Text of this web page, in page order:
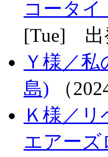
コータ
[Tue] 出
Ｙ様／
島) （
Ｋ様／
エアーズ